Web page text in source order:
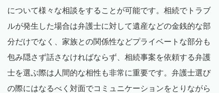
について様々な相談をすることが可能です。相続でトラブ
ルが発生した場合は弁護士に対して遺産などの金銭的な部
分だけでなく、家族との関係性などプライベートな部分も
包み隠さず話さなければならず、相続事案を依頼する弁護
士を選ぶ際は人間的な相性も非常に重要です。弁護士選び
の際にはなるべく対面でコミュニケーションをとりながら